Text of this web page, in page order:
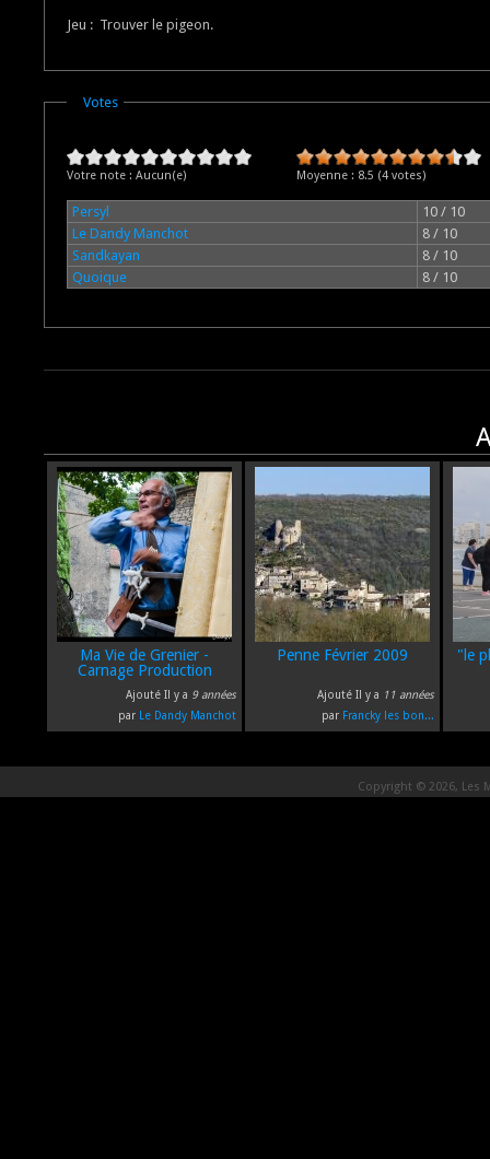
Jeu : Trouver le pigeon.
Masquer
Votes
Votre note : Aucun(e) Moyenne : 8.5 (4votes)
Persyl
10 / 10
Le Dandy Manchot
8 / 10
Sandkayan
8 / 10
Quoique
8 / 10
Ma Vie de Grenier -
Carnage Production
Ajouté Il y a 9 années
par Le Dandy Manchot
Penne Février 2009
Ajouté Il y a 11 années
par Francky les bon...
"le
Copyright © 2026, Les